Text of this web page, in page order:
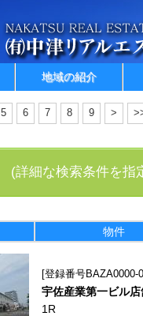
地域の紹介
5 6 7 8 9 >
(詳細な検索条件を指
物件
登録番号BAZA0000-
宇佐産業第一ビル店
1R